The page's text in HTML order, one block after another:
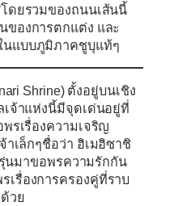
ดยรวมของถนนเส้นนี้
ของการตกแต่ง และ
นแบบภูมิภาคชูบุแท้ๆ
Shrine)ตั้งอยู่บนเชิง
เจ้าแห่งนี้มีจุดเด่นอยู่ที่
รเรื่องความเจริญ
าเล็กๆชื่อว่า ฮิเมฮิซาชิ
นมาขอพรความรักกัน
เรื่องการครองคู่ที่ราบ
วย